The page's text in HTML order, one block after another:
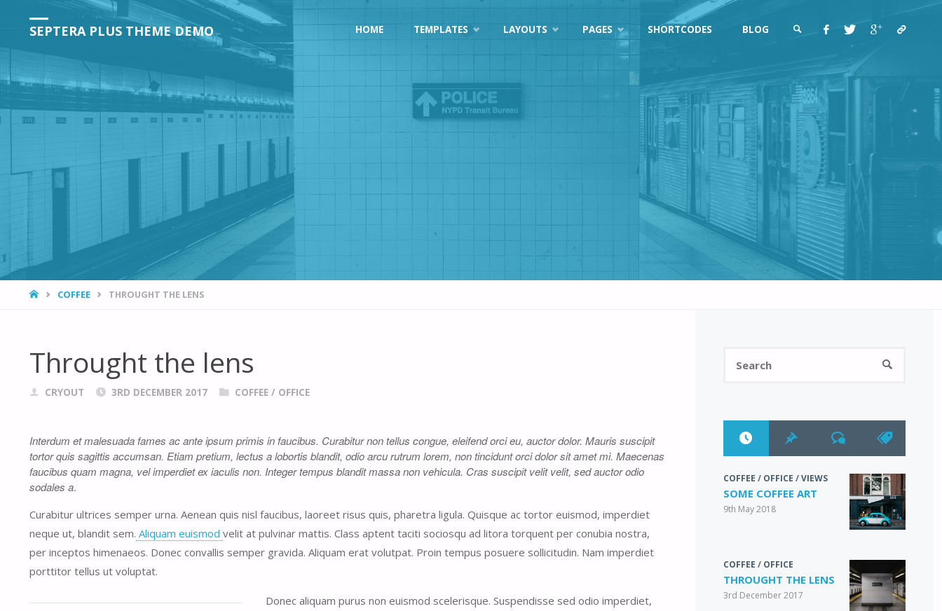
SEPTERA PLUS THEME DEMO HOME TEMPLATES LAYOUTS PAGES SHORTCODES BLOG
SEARCH
HOMECOFFEE THROUGHT THE LENS
Throught the lens
CRYOUT 3RD DECEMBER 2017 COFFEE/ OFFICE
Interdum et malesuada fames ac ante ipsum primis in faucibus. Curabitur non tellus congue, eleifend orci eu, auctor dolor. Mauris suscipit
tortor quis sagittis accumsan. Etiam pretium, lectus a lobortis blandit, odio arcu rutrum lorem, non tincidunt orci dolor sit amet mi. Maecenas
faucibus quam magna, vel imperdiet ex iaculis non. Integer tempus blandit massa non vehicula. Cras suscipit velit velit, sed auctor odio
sodales a.
Curabitur ultrices semper urna. Aenean quis nisl faucibus, laoreet risus quis, pharetra ligula. Quisque ac tortor euismod, imperdiet
neque ut, blandit sem. Aliquam euismod velit at pulvinar mattis. Class aptent taciti sociosqu ad litora torquent per conubia nostra,
per inceptos himenaeos. Donec convallis semper gravida. Aliquam erat volutpat. Proin tempus posuere sollicitudin. Nam imperdiet
porttitor tellus ut voluptat.
Donec aliquam purus non euismod scelerisque. Suspendisse sed odio imperdiet,
SEARCH
COFFEE / OFFICE /VIEWS
SOME COFFEE ART
9th May 2018
COFFEE / OFFICE
THROUGHT THE LENS
3rd December 2017